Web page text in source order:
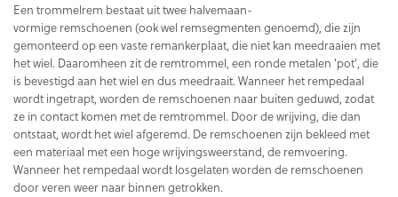
Een trommelrem bestaat uit twee halvemaan-
vormige remschoenen (ook wel remsegmenten genoemd), die zijn
gemonteerd op een vaste remankerplaat, die niet kan meedraaien met
het wiel. Daaromheen zit de remtrommel, een ronde metalen 'pot', die
is bevestigd aan het wiel en dus meedraait. Wanneer het rempedaal
wordt ingetrapt, worden de remschoenen naar buiten geduwd, zodat
ze in contact komen met de remtrommel. Door de wrijving, die dan
ontstaat, wordt het wiel afgeremd. De remschoenen zijn bekleed met
een materiaal met een hoge wrijvingsweerstand, de remvoering.
Wanneer het rempedaal wordt losgelaten worden de remschoenen
door veren weer naar binnen getrokken.